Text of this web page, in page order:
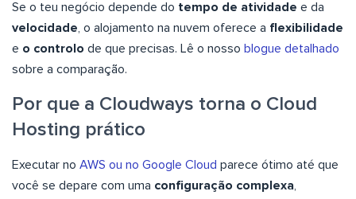
Se o teu negócio depende do tempo de atividade e da
velocidade, o alojamento na nuvem oferece a flexibilidade
e o controlo de que precisas. Lê o nosso blogue detalhado
sobre a comparação.
Por que a Cloudways torna o Cloud
Hosting prático
Executar no AWS ou no Google Cloud parece ótimo até que
você se depare com uma configuração complexa,